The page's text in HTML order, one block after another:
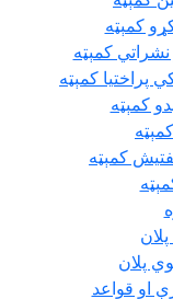
کمېټه
کمېټه
پراختيا کمېټه
کمېټه
کمېټه
پلان
او قواعد